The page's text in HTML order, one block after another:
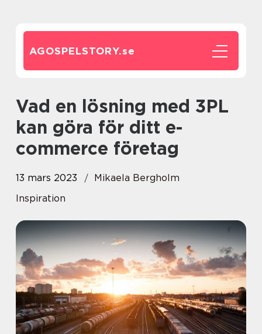
AGOSPELSTORY.se
Vad en lösning med 3PL
kan göra för ditt e-
commerce företag
13 mars 2023
Mikaela Bergholm
Inspiration